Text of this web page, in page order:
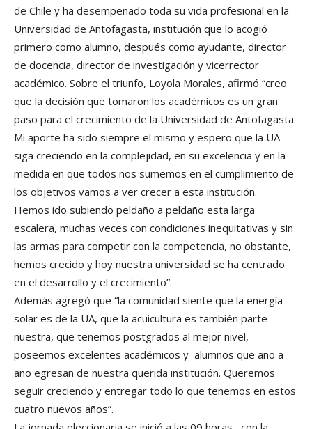
de Chile y ha desempeñado toda su vida profesional en la
Universidad de Antofagasta, institución que lo acogió
primero como alumno, después como ayudante, director
de docencia, director de investigación y vicerrector
académico. Sobre el triunfo, Loyola Morales, afirmó “creo
que la decisión que tomaron los académicos es un gran
paso para el crecimiento de la Universidad de Antofagasta.
Mi aporte ha sido siempre el mismo y espero que la UA
siga creciendo en la complejidad, en su excelencia y en la
medida en que todos nos sumemos en el cumplimiento de
los objetivos vamos a ver crecer a esta institución.
Hemos ido subiendo peldaño a peldaño esta larga
escalera, muchas veces con condiciones inequitativas y sin
las armas para competir con la competencia, no obstante,
hemos crecido y hoy nuestra universidad se ha centrado
en el desarrollo y el crecimiento”.
Además agregó que “la comunidad siente que la energía
solar es de la UA, que la acuicultura es también parte
nuestra, que tenemos postgrados al mejor nivel,
poseemos excelentes académicos y alumnos que año a
año egresan de nuestra querida institución. Queremos
seguir creciendo y entregar todo lo que tenemos en estos
cuatro nuevos años”.